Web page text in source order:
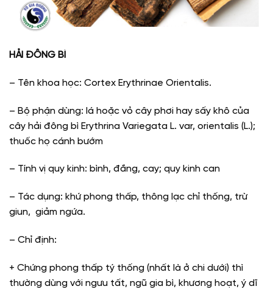
HẢI ĐÔNG BÌ
– Tên khoa học: Cortex Erythrinae Orientalis.
– Bộ phận dùng: lá hoặc vỏ cây phơi hay sấy khô của
cây hải đông bì Erythrina Variegata L. var, orientalis (L.);
thuốc họ cánh bướm
– Tính vị quy kinh: bình, đắng, cay; quy kinh can
– Tác dụng: khứ phong thấp, thông lạc chỉ thống, trừ
giun, giảm ngứa.
– Chỉ định:
+ Chứng phong thấp tý thống (nhất là ở chi dưới) thì
thường dùng với ngưu tất, ngũ gia bì, khương hoạt, ý dĩ